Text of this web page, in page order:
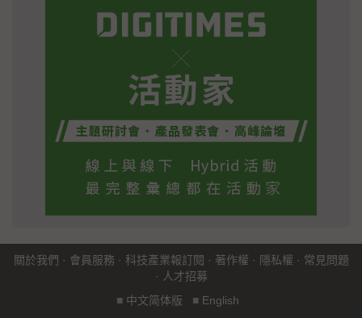
關於我們 · 會員服務 · 科技產業報訂閱 · 著作權 · 隱私權 · 常見問題
· 人才招募
■ 中文简体版 ■ English